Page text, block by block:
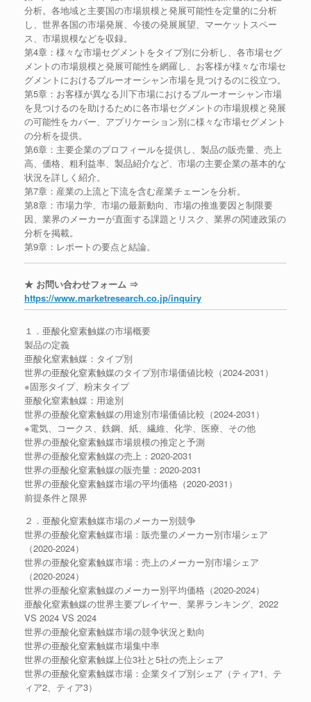
分析。各地域と主要国の市場規模と発展可能性を定量的に分析
し、世界各国の市場発展、今後の発展展望、マーケットスペー
ス、市場規模などを収録。
第4章：様々な市場セグメントをタイプ別に分析し、各市場セグ
メントの市場規模と発展可能性を網羅し、お客様が様々な市場セ
グメントにおけるブルーオーシャン市場を見つけるのに役立つ。
第5章：お客様が異なる川下市場におけるブルーオーシャン市場
を見つけるのを助けるために各市場セグメントの市場規模と発展
の可能性をカバー、アプリケーション別に様々な市場セグメント
の分析を提供。
第6章：主要企業のプロフィールを提供し、製品の販売量、売上
高、価格、粗利益率、製品紹介など、市場の主要企業の基本的な
状況を詳しく紹介。
第7章：産業の上流と下流を含む産業チェーンを分析。
第8章：市場力学、市場の最新動向、市場の推進要因と制限要
因、業界のメーカーが直面する課題とリスク、業界の関連政策の
分析を掲載。
第9章：レポートの要点と結論。
★ お問い合わせフォーム ⇒
https://www.marketresearch.co.jp/inquiry
１．亜酸化窒素触媒の市場概要
製品の定義
亜酸化窒素触媒：タイプ別
世界の亜酸化窒素触媒のタイプ別市場価値比較（2024-2031）
※固形タイプ、粉末タイプ
亜酸化窒素触媒：用途別
世界の亜酸化窒素触媒の用途別市場価値比較（2024-2031）
※電気、コークス、鉄鋼、紙、繊維、化学、医療、その他
世界の亜酸化窒素触媒市場規模の推定と予測
世界の亜酸化窒素触媒の売上：2020-2031
世界の亜酸化窒素触媒の販売量：2020-2031
世界の亜酸化窒素触媒市場の平均価格（2020-2031）
前提条件と限界
２．亜酸化窒素触媒市場のメーカー別競争
世界の亜酸化窒素触媒市場：販売量のメーカー別市場シェア
（2020-2024）
世界の亜酸化窒素触媒市場：売上のメーカー別市場シェア
（2020-2024）
世界の亜酸化窒素触媒のメーカー別平均価格（2020-2024）
亜酸化窒素触媒の世界主要プレイヤー、業界ランキング、2022
VS 2024 VS 2024
世界の亜酸化窒素触媒市場の競争状況と動向
世界の亜酸化窒素触媒市場集中率
世界の亜酸化窒素触媒上位3社と5社の売上シェア
世界の亜酸化窒素触媒市場：企業タイプ別シェア（ティア1、テ
ィア2、ティア3）